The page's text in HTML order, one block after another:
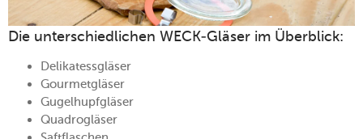
Die unterschiedlichen WECK-Gläser im Überblick:
Delikatessgläser
Gourmetgläser
Gugelhupfgläser
Quadrogläser